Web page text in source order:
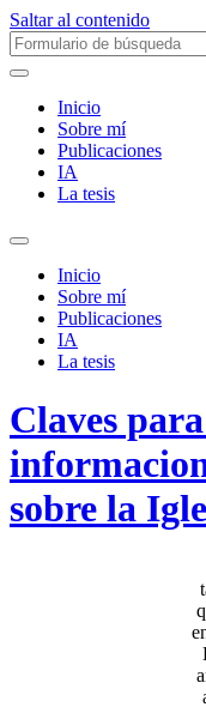
Saltar al contenido
Buscar:
Inicio
Sobre mí­
Publicaciones
IA
La tesis
Alternar
campo
búsqueda
Inicio
Sobre mí­
Publicaciones
IA
La tesis
Claves
sobre la